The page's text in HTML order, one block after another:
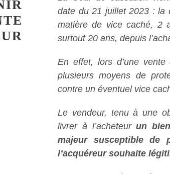
date du 21 juillet 2023 : la
matière de vice caché, 2
surtout 20 ans, depuis
En effet, lors d’une vente
plusieurs moyens de
contre un éventuel vice
Le vendeur, tenu à une
livrer à l’acheteurun
majeur susceptible de
l’acquéreur souhaite